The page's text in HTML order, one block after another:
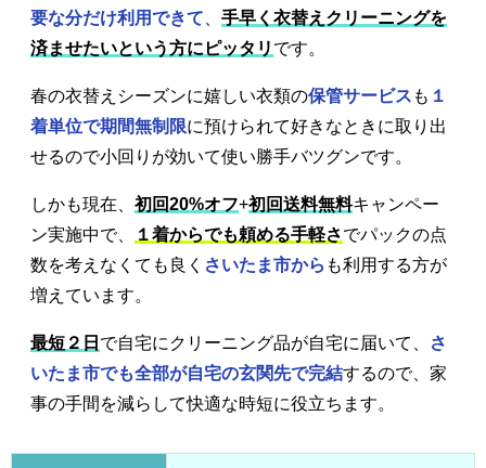
要な分だけ利用できて
手早く衣替えクリーニングを
済ませたいという方にピッタリ です。
春の衣替えシーズンに嬉しい衣類の保管サービス も １
着単位で期間無制限に預けられて好きなときに取り出
せるので小回りが効いて使い勝手バツグンです。
しかも現在、 初回20%オフ+初回送料無料キャンペー
ン実施中で、
１着からでも頼める手軽さでパックの点
数を考えなくても良く さいたま市から も利用する方が
増えています。
最短２日 で自宅にクリーニング品が自宅に届いて、
さ
いたま市でも全部が自宅の玄関先で完結するので、家
事の手間を減らして快適な時短に役立ちます。